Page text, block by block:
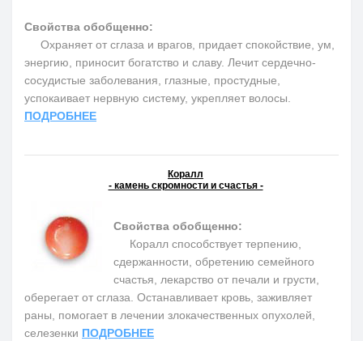
Свойства обобщенно:
Охраняет от сглаза и врагов, придает спокойствие, ум,
энергию, приносит богатство и славу. Лечит сердечно-
сосудистые заболевания, глазные, простудные,
успокаивает нервную систему, укрепляет волосы.
ПОДРОБНЕЕ
Коралл
- камень скромности и счастья -
Свойства обобщенно:
Коралл способствует терпению,
сдержанности, обретению семейного
счастья, лекарство от печали и грусти,
оберегает от сглаза. Останавливает кровь, заживляет
раны, помогает в лечении злокачественных опухолей,
селезенки ПОДРОБНЕЕ